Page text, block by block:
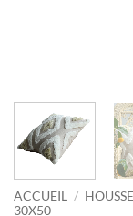
ACCUEIL /
30X50